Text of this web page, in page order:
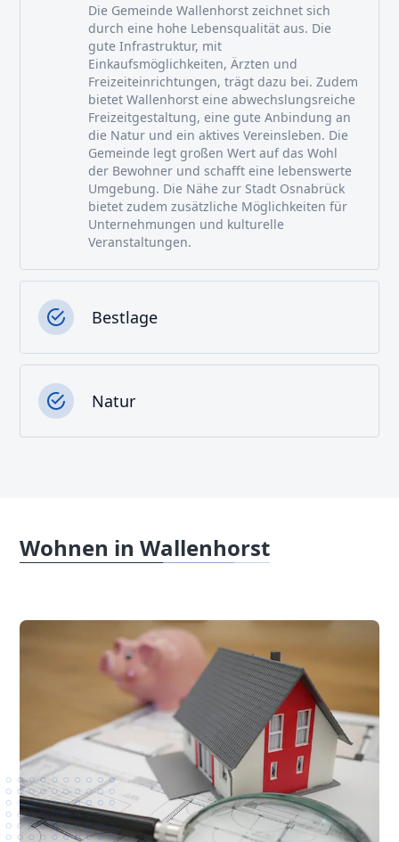
Die Gemeinde Wallenhorst zeichnet sich
durch eine hohe Lebensqualität aus. Die
gute Infrastruktur, mit
Einkaufsmöglichkeiten, Ärzten und
Freizeiteinrichtungen, trägt dazu bei. Zudem
bietet Wallenhorst eine abwechslungsreiche
Freizeitgestaltung, eine gute Anbindung an
die Natur und ein aktives Vereinsleben. Die
Gemeinde legt großen Wert auf das Wohl
der Bewohner und schafft eine lebenswerte
Umgebung. Die Nähe zur Stadt Osnabrück
bietet zudem zusätzliche Möglichkeiten für
Unternehmungen und kulturelle
Veranstaltungen.
Bestlage
Natur
Wohnen in Wallenhorst